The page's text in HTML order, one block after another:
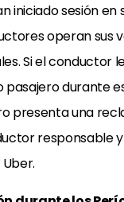
iniciado sesión en
operan sus
Si el conductor
pasajero durante
presenta una
responsable